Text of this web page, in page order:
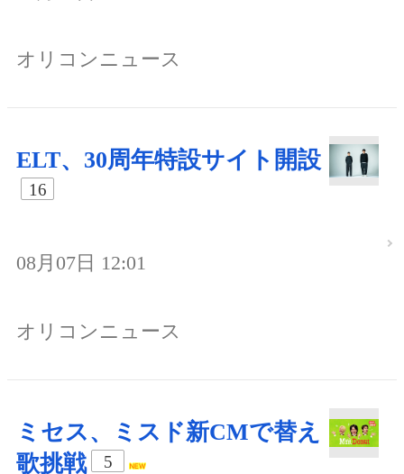
オリコンニュース
ELT、30周年特設サイト開設
16
08月07日 12:01
オリコンニュース
ミセス、ミスド新CMで替え
歌挑戦
5